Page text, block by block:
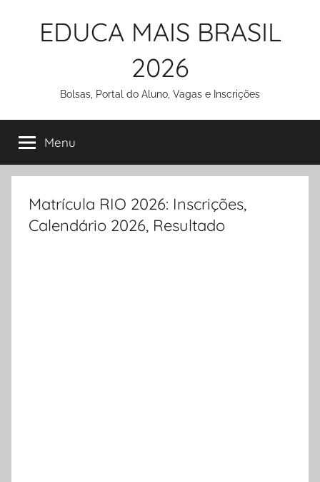
EDUCA MAIS BRASIL
2026
Bolsas, Portal do Aluno, Vagas e Inscrições
Menu
Matrícula RIO 2026: Inscrições,
Calendário 2026, Resultado